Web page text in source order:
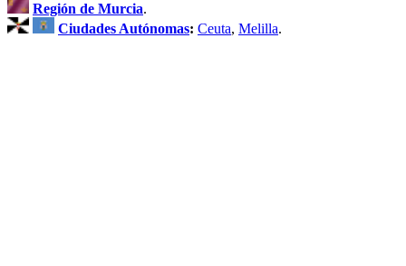
Región de Murcia.
Ciudades Autónomas: Ceuta, Melilla.